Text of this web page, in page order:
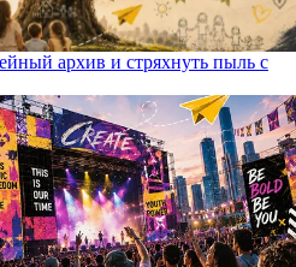
архив и стряхнуть пыль с